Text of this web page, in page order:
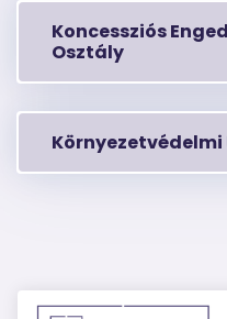
Koncessziós
Osztály